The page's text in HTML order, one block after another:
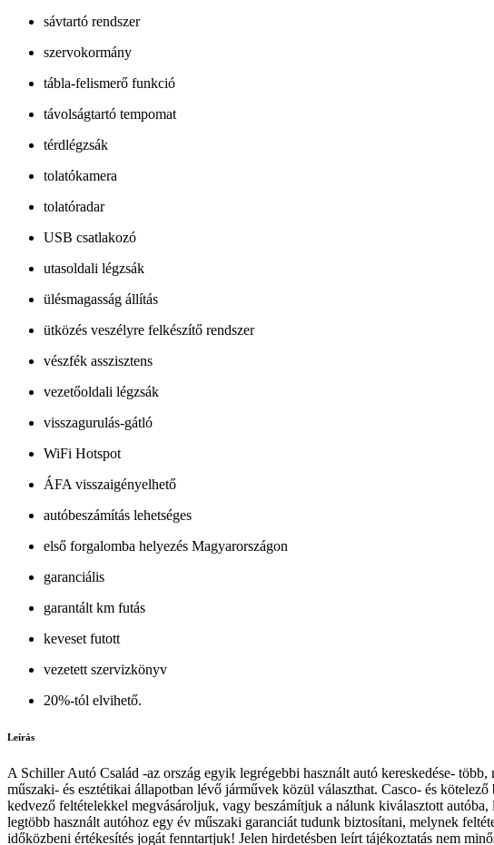
sávtartó rendszer
szervokormány
tábla-felismerő funkció
távolságtartó tempomat
térdlégzsák
tolatókamera
tolatóradar
USB csatlakozó
utasoldali légzsák
ülésmagasság állítás
ütközés veszélyre felkészítő rendszer
vészfék asszisztens
vezetőoldali légzsák
visszagurulás-gátló
WiFi Hotspot
ÁFA visszaigényelhető
autóbeszámítás lehetséges
első forgalomba helyezés Magyarországon
garanciális
garantált km futás
keveset futott
vezetett szervizkönyv
20%-tól elvihető.
Leírás
A Schiller Autó Család -az ország egyik legrégebbi használt autó kereskedése-
műszaki- és esztétikai állapotban lévő járművek közül választhat. Casco- és
kedvező feltételekkel megvásároljuk, vagy beszámítjuk a nálunk kiválasztott
legtöbb használt autóhoz egy év műszaki garanciát tudunk biztosítani, melynek
időközbeni értékesítés jogát fenntartjuk! Jelen hirdetésben leírt tájékoztatás nem